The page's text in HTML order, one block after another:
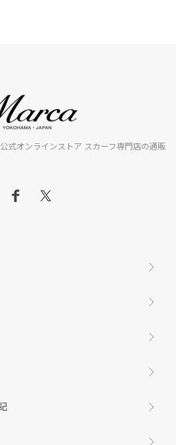
式オンラインストア スカーフ専門店の通販